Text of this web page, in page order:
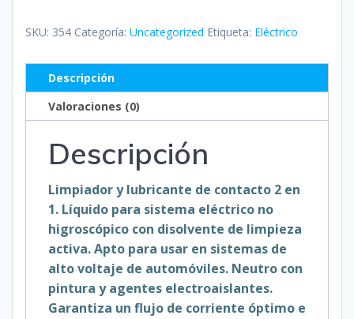
componentes
cantidad
SKU: 354 Categoría: Uncategorized Etiqueta: Eléctrico
Descripción
Valoraciones (0)
Descripción
Limpiador y lubricante de contacto 2 en
1. Líquido para sistema eléctrico no
higroscópico con disolvente de limpieza
activa. Apto para usar en sistemas de
alto voltaje de automóviles. Neutro con
pintura y agentes electroaislantes.
Garantiza un flujo de corriente óptimo e